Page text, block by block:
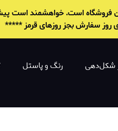
فروشگاه است. خواهشمند است
روز سفارش بجز روزهای قرمز *****
شکل‌دهی رنگ و پاستل